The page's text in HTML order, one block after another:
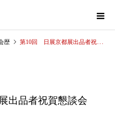
歴 第10回 日展京都展出品者祝賀懇談会
出品者祝賀懇談会